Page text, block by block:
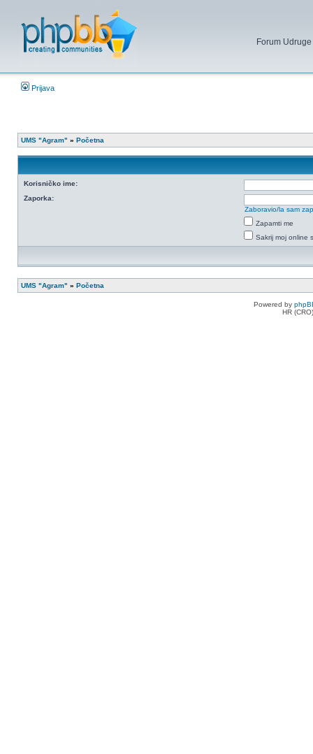
Forum
Prijava
UMS "Agram" » Početna
Korisničko ime:
Zaporka:
Zaboravio/la sam
Zapamti me
Sakrij moj online
UMS "Agram" » Početna
Powered by
HR